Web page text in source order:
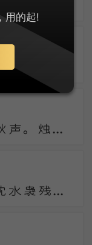
昨夜风兼雨，帘帏飒飒秋声。烛残漏断频倚枕。起坐不能平。 世事漫随流水，算来一梦浮生。醉乡路稳宜频到，此外不堪行。
淡荡春光寒食天，玉炉沈水袅残烟，梦回山枕隐花钿。海燕未来人斗草，江梅已过柳生绵，黄昏疏雨湿秋千。
用的起!